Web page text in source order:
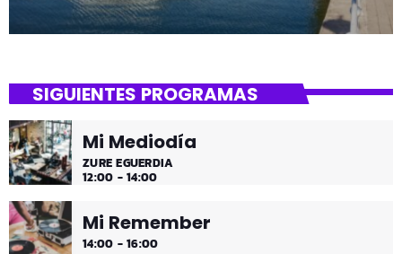
SIGUIENTES PROGRAMAS
Mi Mediodía
ZURE EGUERDIA
12:00 - 14:00
Mi Remember
14:00 - 16:00